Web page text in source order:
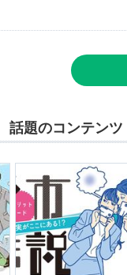
話題のコンテンツ